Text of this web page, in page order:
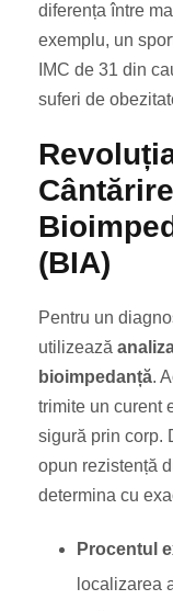
diferența între
exemplu, un
IMC de 31 din
suferi de
(BIA)
Pentru un
utilizează
bioimpedanță.
trimite un curent
sigură prin corp.
opun rezistență
determina cu
Procentul
localizarea